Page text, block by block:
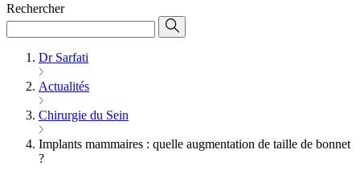
Rechercher
Dr Sarfati
Actualités
Chirurgie du Sein
Implants mammaires : quelle augmentation de taille de bonnet
?